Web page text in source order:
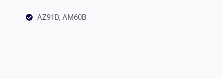
AZ91D, AM60B